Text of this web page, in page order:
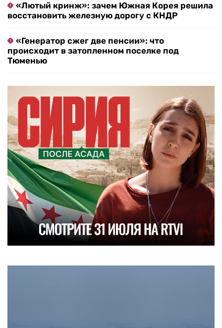
«Лютый кринж»: зачем Южная Корея решила
восстановить железную дорогу с КНДР
«Генератор сжег две пенсии»: что
происходит в затопленном поселке под
Тюменью